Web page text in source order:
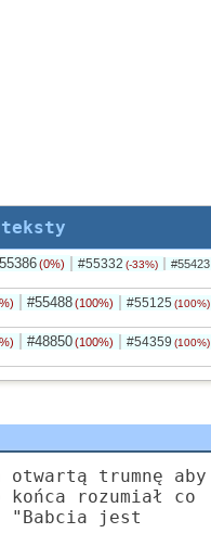
(0%) #55332 (-33%) #55423
#55488 (100%) #55125 (100%)
#48850 (100%) #54359 (100%)
otwartą trumnę aby
rozumiał co
"Babcia jest